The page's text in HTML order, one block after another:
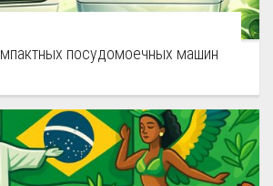
посудомоечных машин